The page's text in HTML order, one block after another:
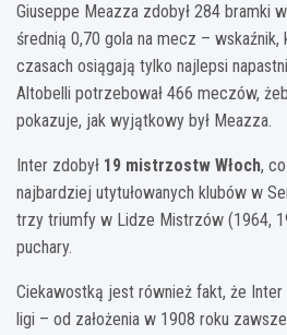
Giuseppe Meazza zdobył 284 bramki
średnią 0,70 gola na mecz –
czasach osiągają tylko najlepsi
Altobelli potrzebował 466 meczów,
pokazuje, jak wyjątkowy był Meazza.
Inter zdobył 19 mistrzostw Włoch,
najbardziej utytułowanych klubów w
trzy triumfy w Lidze Mistrzów (1964,
puchary.
Ciekawostką jest również fakt, że Inter
ligi – od założenia w 1908 roku